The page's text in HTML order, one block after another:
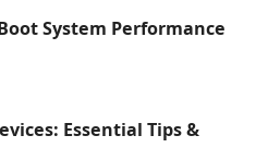
System Performance
Essential Tips &